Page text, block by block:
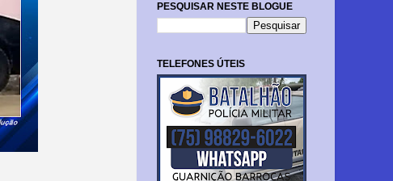
PESQUISAR NESTE BLOGUE
TELEFONES ÚTEIS